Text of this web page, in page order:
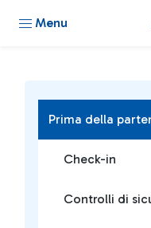
Menu
Prima della
Check-in
Controlli di